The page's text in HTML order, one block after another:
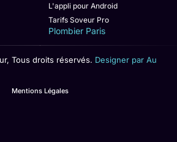
L'appli pour Android
Tarifs Soveur Pro
Plombier Paris
Tous droits réservés. Designer par Au
Mentions Légales